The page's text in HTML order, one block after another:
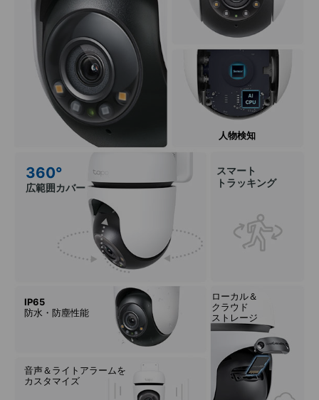
360°
広範囲カバー
スマート
トラッキング
人物検知
ローカル＆
クラウド
ストレージ
音声＆ライトアラームを
カスタマイズ
IP65
防水・防塵性能